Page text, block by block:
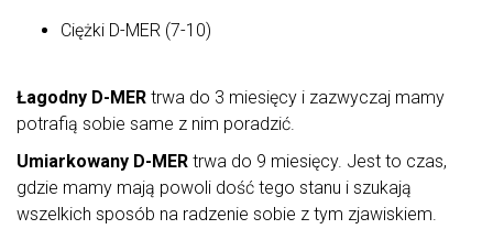
Ciężki D-MER (7-10)
Łagodny D-MER trwa do 3 miesięcy i zazwyczaj mamy
potrafią sobie same z nim poradzić.
Umiarkowany D-MER trwa do 9 miesięcy. Jest to czas,
gdzie mamy mają powoli dość tego stanu i szukają
wszelkich sposób na radzenie sobie z tym zjawiskiem.